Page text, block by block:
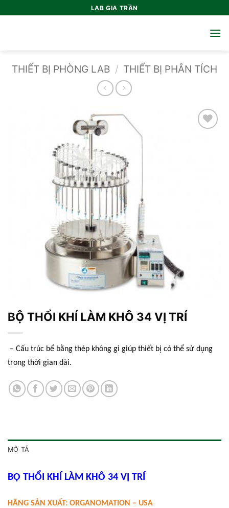
qua
LAB GIA TRẦN
THIẾT BỊ PHÒNG LAB / THIẾT BỊ PHÂN TÍCH
BỘ THỔI KHÍ LÀM KHÔ 34 VỊ TRÍ
– Cấu trúc bể bằng thép không gỉ giúp thiết bị có thể sử dụng
trong thời gian dài.
MÔ TẢ
BỘ THỔI KHÍ LÀM KHÔ 34 VỊ TRÍ
HÃNG SẢN XUẤT: ORGANOMATION – USA